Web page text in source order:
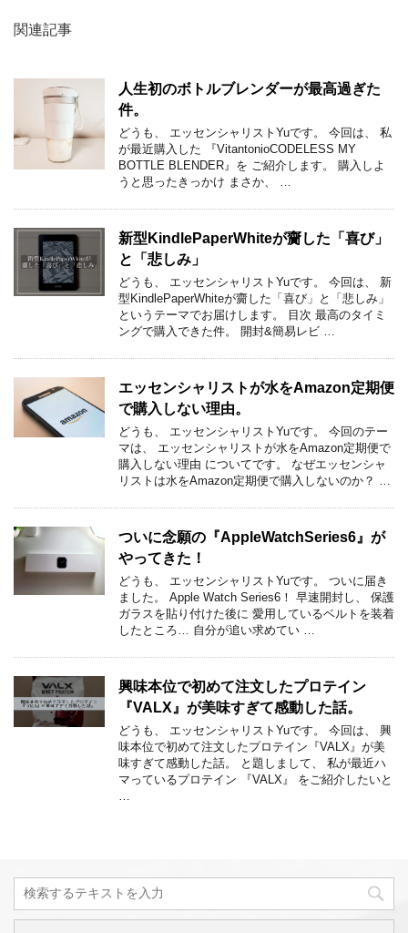
関連記事
人生初のボトルブレンダーが最高過ぎた
件。
どうも、 エッセンシャリストYuです。 今回は、 私
が最近購入した 『VitantonioCODELESS MY
BOTTLE BLENDER』を ご紹介します。 購入しよ
うと思ったきっかけ まさか、 …
新型KindlePaperWhiteが齎した「喜び」
と「悲しみ」
どうも、 エッセンシャリストYuです。 今回は、 新
型KindlePaperWhiteが齎した「喜び」と「悲しみ」
というテーマでお届けします。 目次 最高のタイミ
ングで購入できた件。 開封&簡易レビ …
エッセンシャリストが水をAmazon定期便
で購入しない理由。
どうも、 エッセンシャリストYuです。 今回のテー
マは、 エッセンシャリストが水をAmazon定期便で
購入しない理由 についてです。 なぜエッセンシャ
リストは水をAmazon定期便で購入しないのか？ …
ついに念願の『AppleWatchSeries6』が
やってきた！
どうも、 エッセンシャリストYuです。 ついに届き
ました。 Apple Watch Series6！ 早速開封し、 保護
ガラスを貼り付けた後に 愛用しているベルトを装着
したところ… 自分が追い求めてい …
興味本位で初めて注文したプロテイン
『VALX』が美味すぎて感動した話。
どうも、 エッセンシャリストYuです。 今回は、 興
味本位で初めて注文したプロテイン『VALX』が美
味すぎて感動した話。 と題しまして、 私が最近ハ
マっているプロテイン 『VALX』 をご紹介したいと